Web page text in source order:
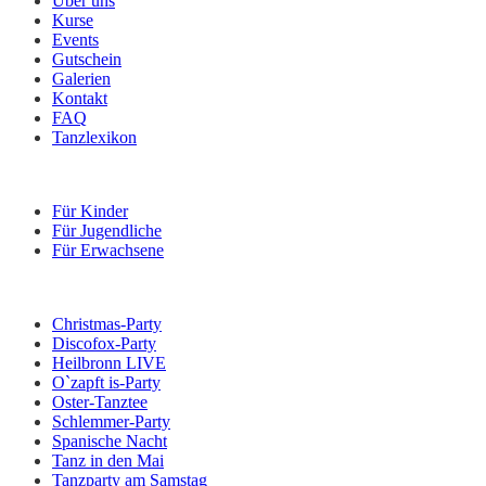
Kurse
Events
Gutschein
Galerien
Kontakt
FAQ
Tanzlexikon
Für Kinder
Für Jugendliche
Für Erwachsene
Christmas-Party
Discofox-Party
Heilbronn LIVE
O`zapft is-Party
Oster-Tanztee
Schlemmer-Party
Spanische Nacht
Tanz in den Mai
Tanzparty am Samstag